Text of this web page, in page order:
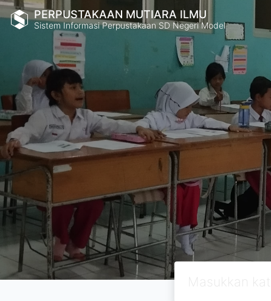
PERPUSTAKAAN MUTIARA ILMU
Sistem Informasi Perpustakaan SD Negeri Model